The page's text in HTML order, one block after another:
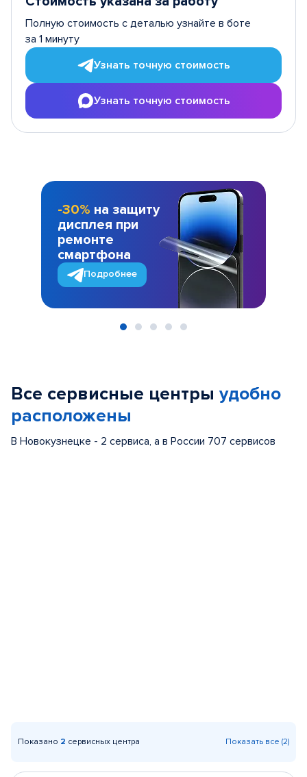
Полную стоимость с деталью узнайте в боте
за 1 минуту
Узнать точную стоимость
Узнать точную стоимость
-30% на защиту
дисплея при
ремонте
смартфона
Подробнее
Все сервисные центры удобно
расположены
В Новокузнецке - 2 сервиса, а в России 707 сервисов
Показано 2 сервисных центра Показать все (2)